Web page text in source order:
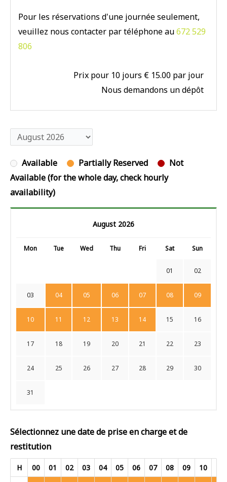
Pour les réservations d'une journée seulement,
veuillez nous contacter par téléphone au672 529
806
Prix pour 10 jours € 15.00 par jour
Nous demandons un dépôt
Available Partially Reserved
Not
Available (for the whole day, check hourly
availability)
August 2026
Mon Tue Wed Thu Fri Sat Sun
01 02
03 04 05 06 07 08 09
10 11 12 13 14 15 16
17 18 19 20 21 22 23
24 25 26 27 28 29 30
31
Sélectionnez une date de prise en charge et de
restitution
H 00 01 02 03 04 05 06 07 08 09 10